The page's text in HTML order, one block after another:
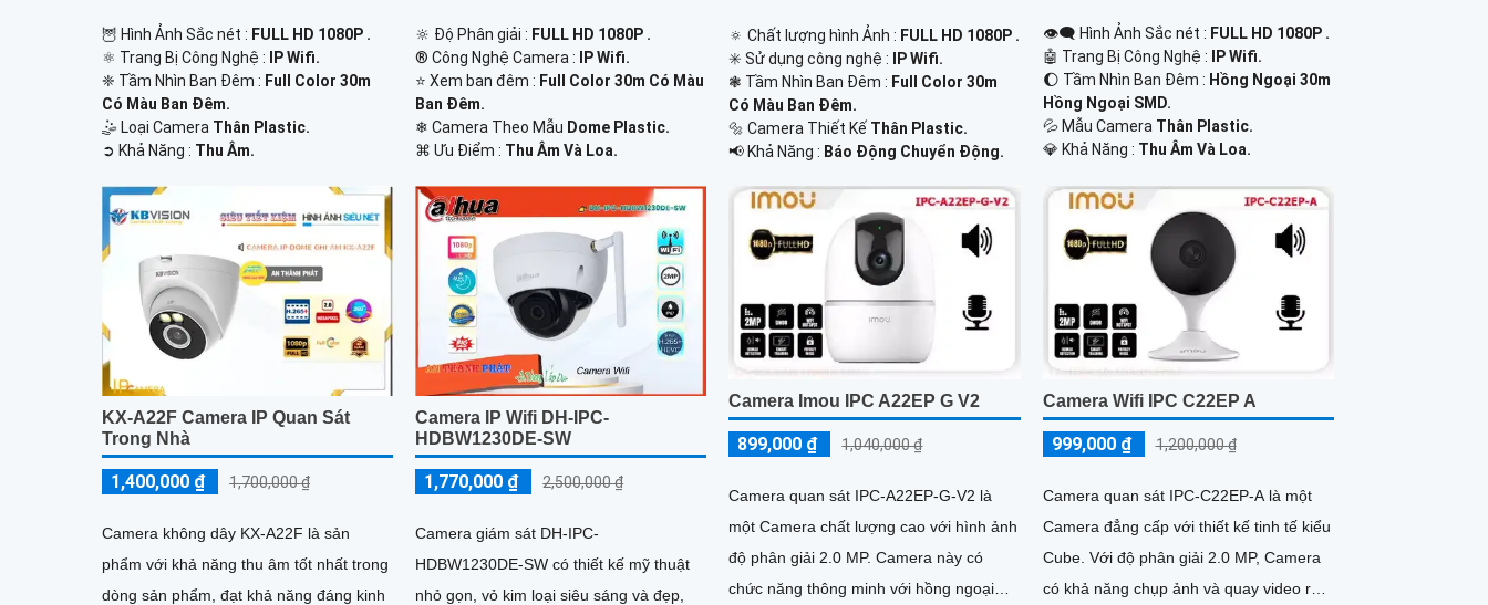
🦉 Hình Ảnh Sắc nét : FULL HD 1080P .
⚛️ Trang Bị Công Nghệ :
IP Wifi.
❈ Tầm Nhìn Ban Đêm : Full Color 30m
Có Màu Ban Ðêm.
🤹 Loại Camera Thân Plastic.
️➲ Khả Năng : Thu Âm.
🔆 Độ Phân giải : FULL HD 1080P .
®️ Công Nghệ Camera :
IP Wifi.
⭐ Xem ban đêm : Full Color 30m Có Màu
Ban Ðêm.
❄ Camera Theo Mẫu Dome Plastic.
️⌘ Ưu Điểm : Thu Âm Và Loa.
🔅 Chất lượng hình Ảnh : FULL HD 1080P .
✳️ Sử dụng công nghệ :
IP Wifi.
❃ Tầm Nhìn Ban Đêm : Full Color 30m
Có Màu Ban Ðêm.
🔩 Camera Thiết Kế Thân Plastic.
️📢 Khả Năng : Báo Động Chuyển Động.
👁️‍🗨 Hình Ảnh Sắc nét : FULL HD 1080P .
🤖️ Trang Bị Công Nghệ :
IP Wifi.
🌔 Tầm Nhìn Ban Đêm : Hồng Ngoại 30m
Hồng Ngoại SMD.
💦 Mẫu Camera Thân Plastic.
️💎 Khả Năng : Thu Âm Và Loa.
KX-A22F Camera IP Quan Sát
Trong Nhà
1,400,000 ₫ 1,700,000 ₫
Camera không dây KX-A22F là sản
phẩm với khả năng thu âm tốt nhất trong
dòng sản phẩm, đạt khả năng đáng kinh
Camera IP Wifi DH-IPC-
HDBW1230DE-SW
1,770,000 ₫ 2,500,000 ₫
Camera giám sát DH-IPC-
HDBW1230DE-SW có thiết kế mỹ thuật
nhỏ gọn, vỏ kim loại siêu sáng và đẹp,
Camera Imou IPC A22EP G V2
899,000 ₫ 1,040,000 ₫
Camera quan sát IPC-A22EP-G-V2 là
một Camera chất lượng cao với hình ảnh
độ phân giải 2.0 MP. Camera này có
chức năng thông minh với hồng ngoại
Camera Wifi IPC C22EP A
999,000 ₫ 1,200,000 ₫
Camera quan sát IPC-C22EP-A là một
Camera đẳng cấp với thiết kế tinh tế kiểu
Cube. Với độ phân giải 2.0 MP, Camera
có khả năng chụp ảnh và quay video rõ